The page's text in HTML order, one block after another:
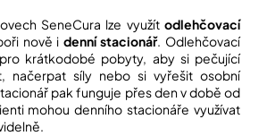
SeneCura lze využít odlehčovací
nově i denní stacionář. Odlehčovací
krátkodobé pobyty, aby si pečující
načerpat síly nebo si vyřešit osobní
pak funguje přes den v době od
mohou denního stacionáře využívat